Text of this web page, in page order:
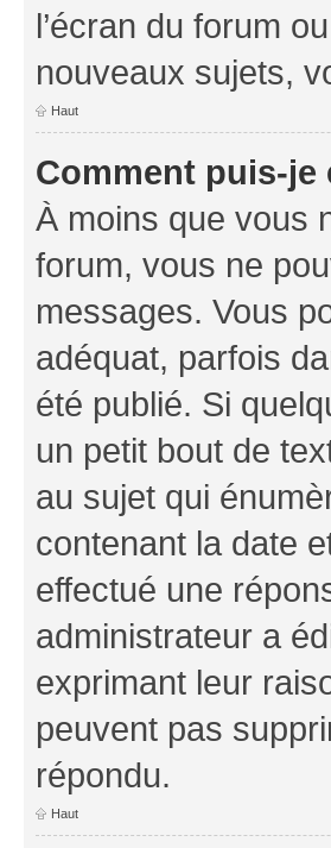
l’écran du forum
nouveaux sujets,
Haut
Comment puis-je
À moins que vous
forum, vous ne
messages. Vous
adéquat, parfois
été publié. Si
un petit bout de
au sujet qui
contenant la date
effectué une
administrateur a
exprimant leur
peuvent pas
répondu.
Haut